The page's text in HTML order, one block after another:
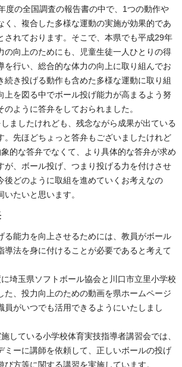
度の全国調査の報告書の中で、1つの動作や
く、複合した多様な運動の実施が効果的であ
されております。そこで、本県でも平成29年
の向上のためにも、児童生徒一人ひとりの得
を行い、総合的な体力の向上に取り組んでお
続き投げる動作も含めた多様な運動に取り組
上を図る中でボール投げ能力が高まるよう努
ように答弁をしておられました。
ましたけれども、残念ながら成果が出ている
。先ほどちょっと答弁もございましたけれど
的な答弁でなくて、より具体的な答弁が求め
が、ボール投げ、つまり投げる力を付けさせ
後どのように取組を進めていくお考えなの
たいと思います。
る能力を向上させるためには、教員がボール
導法を身に付けることが必要であると考えて
埼玉県ソフトボール協会と川口市立里小学校
た、投力向上のための動画を県ホームページ
員がいつでも活用できるようにいたしまし
している小学校体育実技指導者講習会では、
ミーに講師を依頼して、正しいボールの投げ
方等に関する講習を実施しています。